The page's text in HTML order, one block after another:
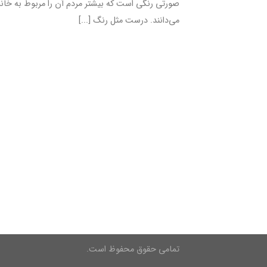
صورتی رنگی است که بیشتر مردم آن را مربوط به
می‌دانند. درست مثل رنگ [...]
تمامی حقوق محفوظ است.